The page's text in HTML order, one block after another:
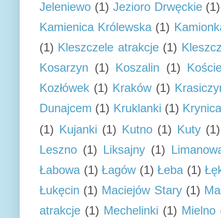
Jeleniewo (1) Jezioro Drwęckie (1)
Kamienica Królewska (1)
(1) Kleszczele atrakcje (1)
Kosarzyn (1) Koszalin (1)
Kozłówek (1) Kraków (1)
Dunajcem (1) Kruklanki (1)
(1)
Kujanki (1) Kutno (1) Kuty (1)
Leszno (1) Liksajny (1)
Łabowa (1) Łagów (1) Łeba (1)
Łukęcin (1) Maciejów Stary (1)
atrakcje (1) Mechelinki (1) Mielno